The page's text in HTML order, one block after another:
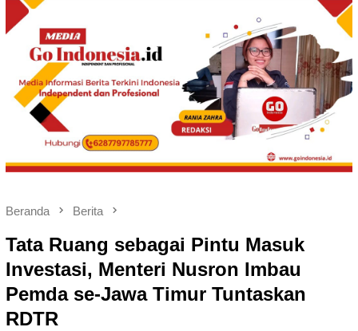
Beranda Berita
Tata Ruang sebagai Pintu Masuk
Investasi, Menteri Nusron Imbau
Pemda se-Jawa Timur Tuntaskan
RDTR